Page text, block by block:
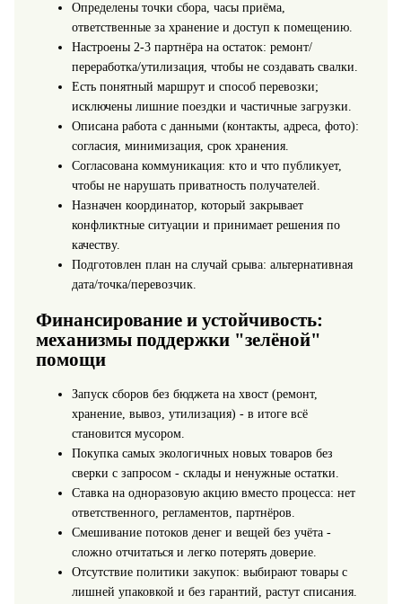
Определены точки сбора, часы приёма,
ответственные за хранение и доступ к помещению.
Настроены 2-3 партнёра на остаток: ремонт/
переработка/утилизация, чтобы не создавать свалки.
Есть понятный маршрут и способ перевозки;
исключены лишние поездки и частичные загрузки.
Описана работа с данными (контакты, адреса, фото):
согласия, минимизация, срок хранения.
Согласована коммуникация: кто и что публикует,
чтобы не нарушать приватность получателей.
Назначен координатор, который закрывает
конфликтные ситуации и принимает решения по
качеству.
Подготовлен план на случай срыва: альтернативная
дата/точка/перевозчик.
Финансирование и устойчивость:
механизмы поддержки "зелёной"
помощи
Запуск сборов без бюджета на хвост (ремонт,
хранение, вывоз, утилизация) - в итоге всё
становится мусором.
Покупка самых экологичных новых товаров без
сверки с запросом - склады и ненужные остатки.
Ставка на одноразовую акцию вместо процесса: нет
ответственного, регламентов, партнёров.
Смешивание потоков денег и вещей без учёта -
сложно отчитаться и легко потерять доверие.
Отсутствие политики закупок: выбирают товары с
лишней упаковкой и без гарантий, растут списания.